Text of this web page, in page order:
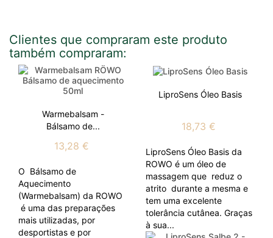
Clientes que compraram este produto
também compraram:
Warmebalsam -
Bálsamo de...
13,28 €
O Bálsamo de
Aquecimento
(Warmebalsam) da ROWO
é uma das preparações
mais utilizadas, por
desportistas e por
LiproSens Óleo Basis
18,73 €
LiproSens Óleo Basis da
ROWO é um óleo de
massagem que reduz o
atrito durante a mesma e
tem uma excelente
tolerância cutânea. Graças
à sua...